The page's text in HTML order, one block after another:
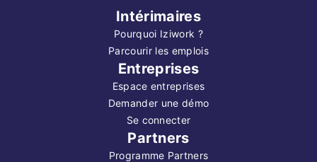
Intérimaires
Pourquoi Iziwork ?
Parcourir les emplois
Entreprises
Espace entreprises
Demander une démo
Se connecter
Partners
Programme Partners